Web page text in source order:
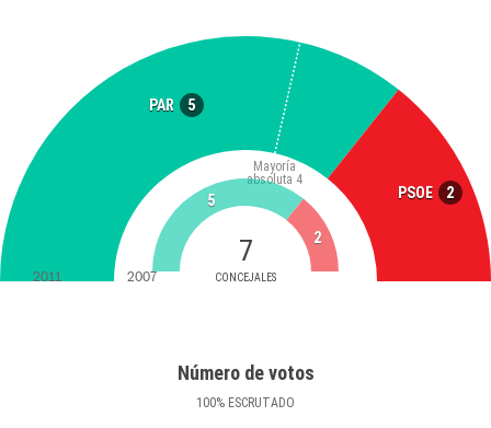
PAR 5
PSOE 2
7
CONCEJALES
Mayoría
absoluta 4
5
2
2011 2007
Número de votos
100% ESCRUTADO